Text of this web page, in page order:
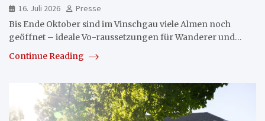
16. Juli 2026
Presse
Bis Ende Oktober sind im Vinschgau viele Almen noch
geöffnet – ideale Vo-raussetzungen für Wanderer und…
Continue Reading